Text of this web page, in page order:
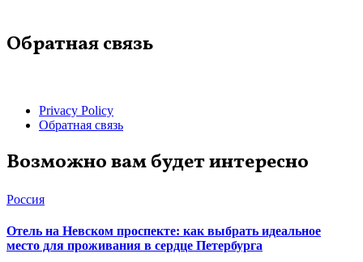
Обратная связь
Privacy Policy
Обратная связь
Возможно вам будет интересно
Россия
Отель на Невском проспекте: как выбрать идеальное
место для проживания в сердце Петербурга